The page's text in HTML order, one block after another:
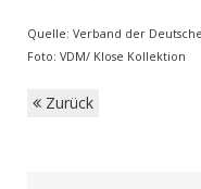
Quelle: Verband der
Foto: VDM/ Klose Kollektion
Zurück